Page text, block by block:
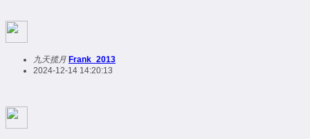
九天揽月 Frank_2013
2024-12-14 14:20:13